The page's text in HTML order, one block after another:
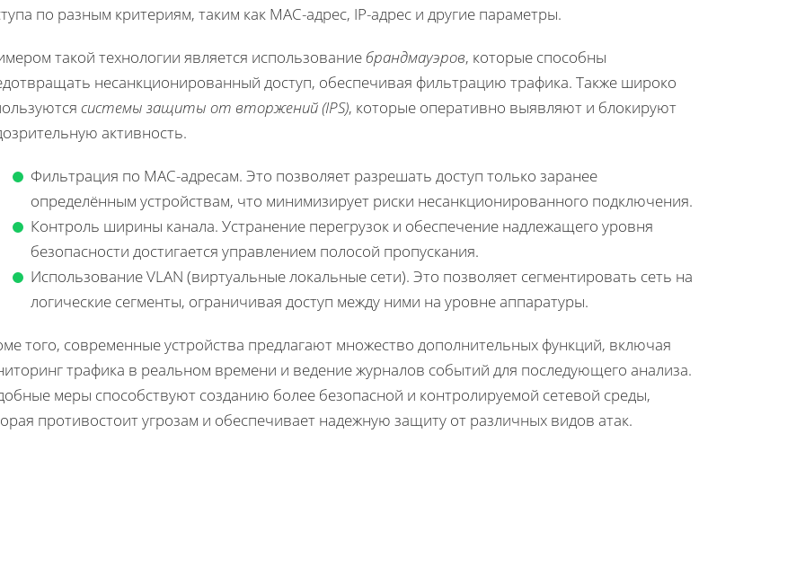
по разным критериям, таким как MAC-адрес, IP-адрес и другие параметры.
такой технологии является использованиебрандмауэров, которые способны
несанкционированный доступ, обеспечивая фильтрацию трафика. Также широко
системы защиты от вторжений (IPS), которые оперативно выявляют и блокируют
активность.
Фильтрация по MAC-адресам. Это позволяет разрешать доступ только заранее
определённым устройствам, что минимизирует риски несанкционированного подключения.
Контроль ширины канала. Устранение перегрузок и обеспечение надлежащего уровня
безопасности достигается управлением полосой пропускания.
Использование VLAN (виртуальные локальные сети). Это позволяет сегментировать сеть на
логические сегменты, ограничивая доступ между ними на уровне аппаратуры.
того, современные устройства предлагают множество дополнительных функций, включая
трафика в реальном времени и ведение журналов событий для последующего анализа.
меры способствуют созданию более безопасной и контролируемой сетевой среды,
противостоит угрозам и обеспечивает надежную защиту от различных видов атак.